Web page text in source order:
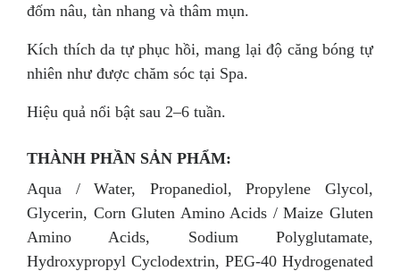
đốm nâu, tàn nhang và thâm mụn.
Kích thích da tự phục hồi, mang lại độ căng bóng tự
nhiên như được chăm sóc tại Spa.
Hiệu quả nổi bật sau 2–6 tuần.
THÀNH PHẦN SẢN PHẨM:
Aqua / Water, Propanediol, Propylene Glycol,
Glycerin, Corn Gluten Amino Acids / Maize Gluten
Amino Acids, Sodium Polyglutamate,
Hydroxypropyl Cyclodextrin, PEG-40 Hydrogenated